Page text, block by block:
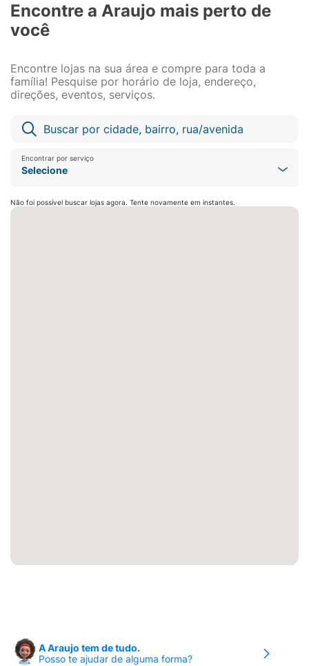
Encontre a Araujo mais perto de
você
Encontre lojas na sua área e compre para toda a
família! Pesquise por horário de loja, endereço,
direções, eventos, serviços.
Encontrar por serviço
Selecione
Não foi possível buscar lojas agora. Tente novamente em instantes.
A Araujo tem de tudo.
Posso te ajudar de alguma forma?